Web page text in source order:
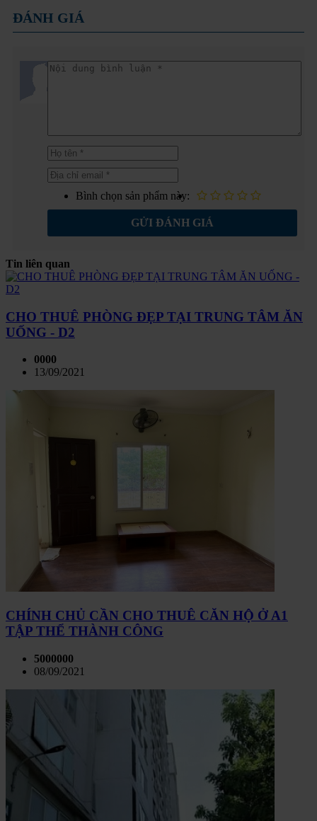
ĐÁNH GIÁ
Bình chọn sản phẩm này:
GỬI ĐÁNH GIÁ
Tin liên quan
CHO THUÊ PHÒNG ĐẸP TẠI TRUNG TÂM ĂN
UỐNG - D2
0000
13/09/2021
CHÍNH CHỦ CẦN CHO THUÊ CĂN HỘ Ở A1
TẬP THỂ THÀNH CÔNG
5000000
08/09/2021